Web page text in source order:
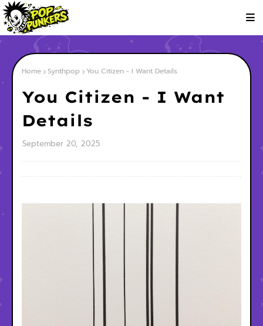
Home Synthpop You Citizen - I Want Details
You Citizen - I Want
Details
September 20, 2025